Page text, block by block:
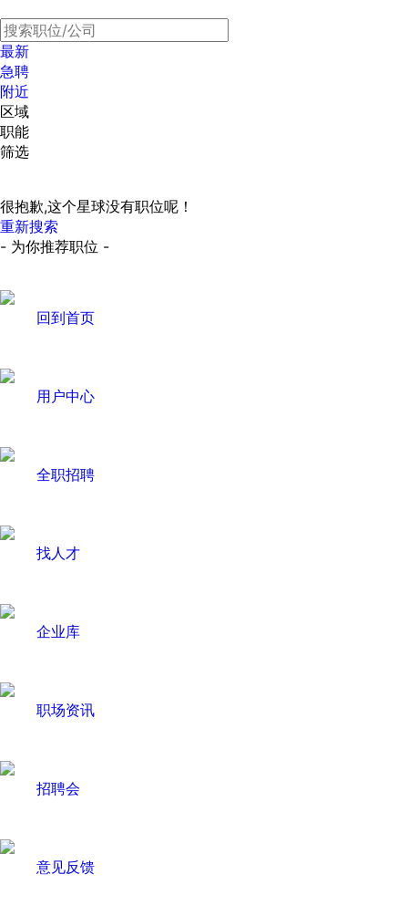
最新
急聘
附近
区域
职能
筛选
很抱歉,这个星球没有职位呢！
重新搜索
- 为你推荐职位 -
回到首页
用户中心
全职招聘
找人才
企业库
职场资讯
招聘会
意见反馈